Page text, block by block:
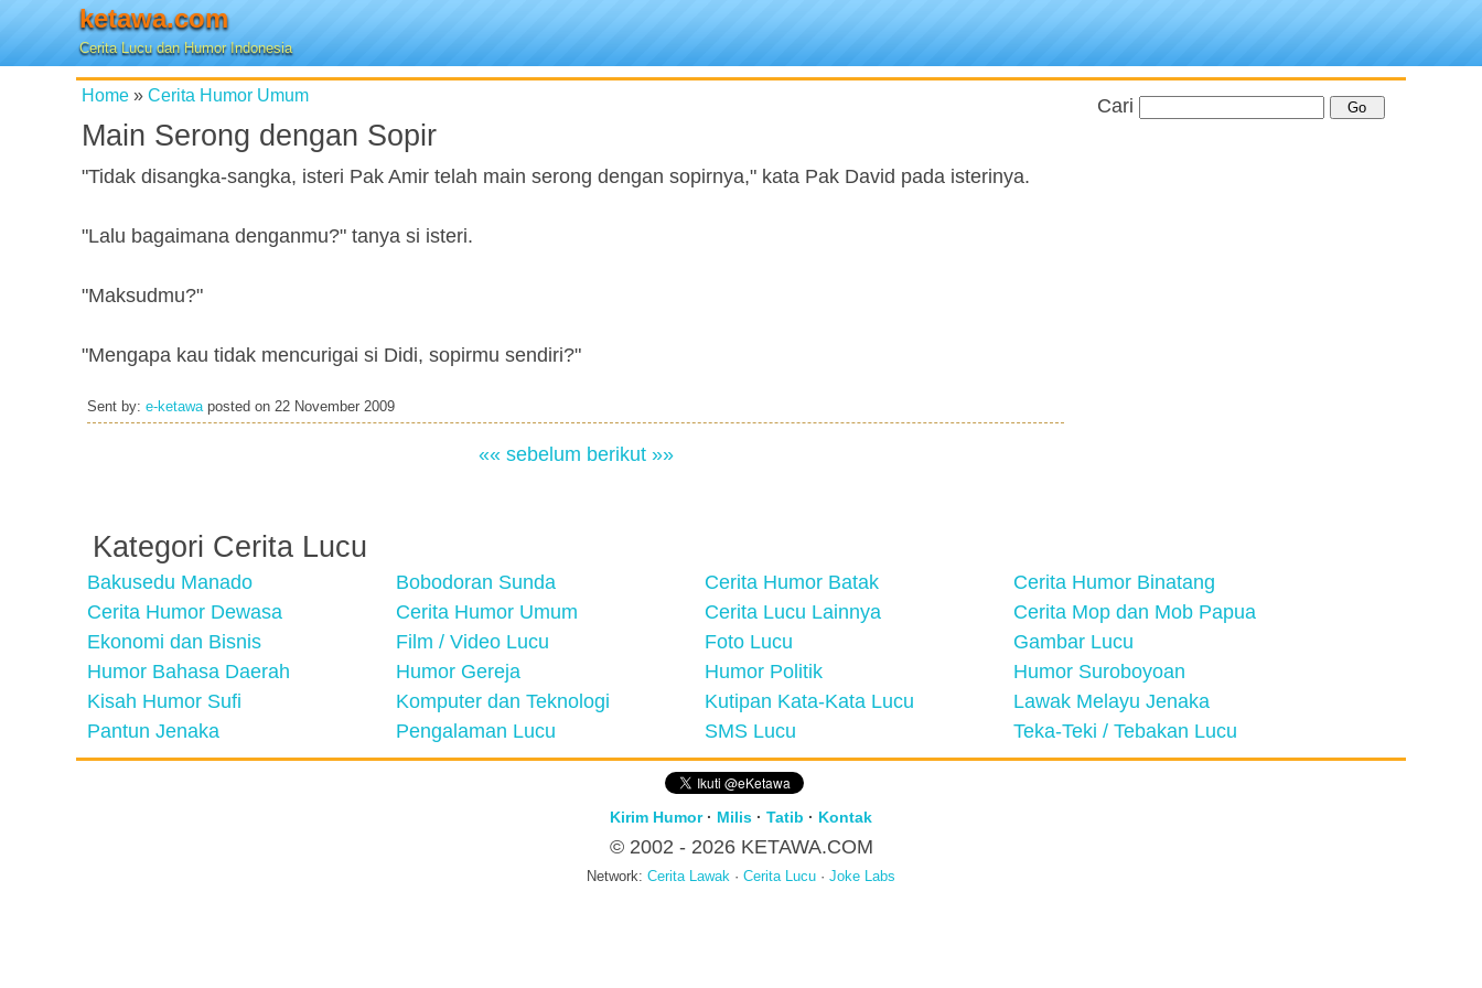
ketawa.com
Cerita Lucu dan Humor Indonesia
Home » Cerita Humor Umum
Main Serong dengan Sopir
"Tidak disangka-sangka, isteri Pak Amir telah main serong dengan sopirnya," kata Pak David pada isterinya.
"Lalu bagaimana denganmu?" tanya si isteri.
"Maksudmu?"
"Mengapa kau tidak mencurigai si Didi, sopirmu sendiri?"
Sent by: e-ketawaposted on 22 November 2009
«« sebelum berikut »»
Cari
Kategori Cerita Lucu
Bakusedu Manado Bobodoran Sunda Cerita Humor Batak
Cerita Humor Binatang
Cerita Humor Dewasa
Cerita Humor Umum Cerita Lucu Lainnya
Cerita Mop dan Mob Papua
Ekonomi dan Bisnis
Film / Video Lucu Foto Lucu
Gambar Lucu
Humor Bahasa Daerah
Humor Gereja Humor Politik
Humor Suroboyoan
Kisah Humor Sufi
Komputer dan Teknologi Kutipan Kata-Kata Lucu
Lawak Melayu Jenaka
Pantun Jenaka
Pengalaman Lucu SMS Lucu Teka-Teki / Tebakan Lucu
Kirim Humor· Milis · Tatib · Kontak
© 2002 - 2026 KETAWA.COM
Network: Cerita Lawak · Cerita Lucu · Joke Labs